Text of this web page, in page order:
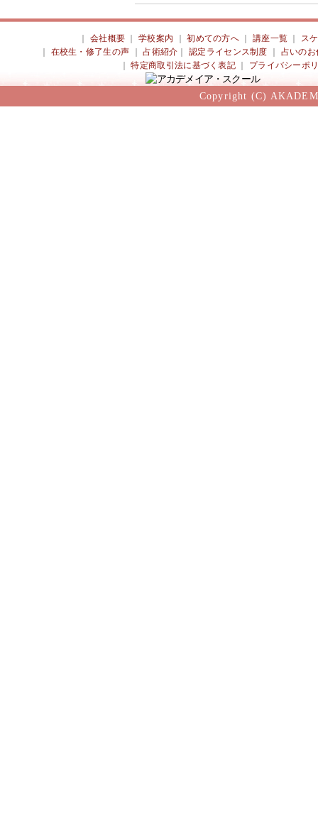
会社概要 ｜学校案内 ｜初めての方へ 講座一覧
ス
在校生・修了生の声 ｜占術紹介 ｜認定ライセンス制度
占いのお
｜特定商取引法に基づく表記 プライバシーポ
Copyright (C)